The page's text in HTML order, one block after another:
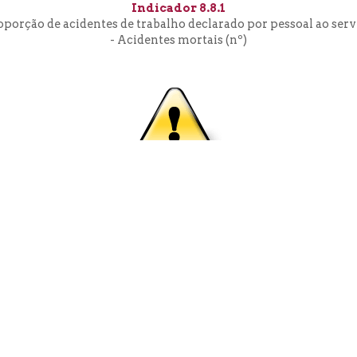
Indicador 8.8.1
de acidentes de trabalho declarado por pessoal ao
- Acidentes mortais (nº)